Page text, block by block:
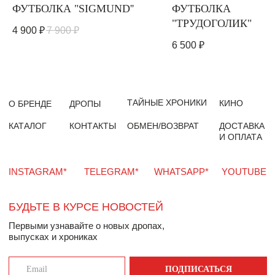
ФУТБОЛКА "SIGMUND''
4 900 ₽7 900 ₽
ФУТБОЛКА
"ТРУДОГОЛИК"
6 500 ₽